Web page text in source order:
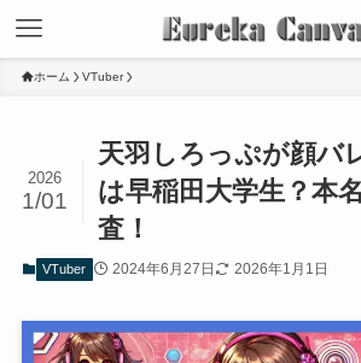
ホーム VTuber
天羽しろっぷが顔バ
は早稲田大学生？本
査！
2026
1/01
VTuber 2024年6月27日 2026年1月1日